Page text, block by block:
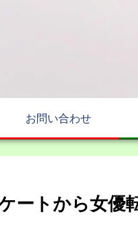
お問い合わせ
ートから女優